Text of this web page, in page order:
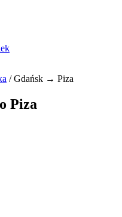
/Gdańsk → Piza
Piza